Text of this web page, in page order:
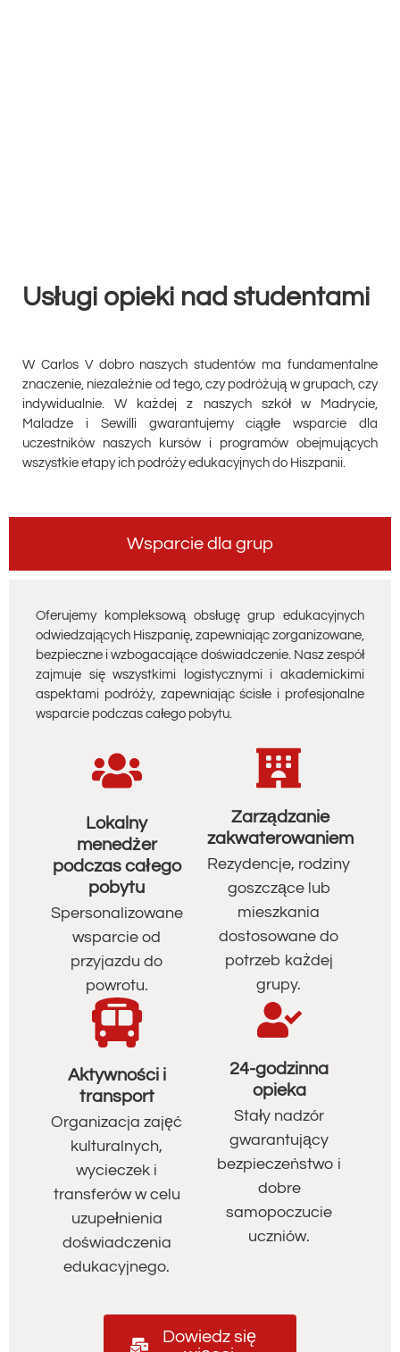
Usługi opieki nad studentami
W Carlos V dobro naszych studentów ma fundamentalne
znaczenie, niezależnie od tego, czy podróżują w grupach, czy
indywidualnie. W każdej z naszych szkół w Madrycie,
Maladze i Sewilli gwarantujemy ciągłe wsparcie dla
uczestników naszych kursów i programów obejmujących
wszystkie etapy ich podróży edukacyjnych do Hiszpanii.
Wsparcie dla grup
Oferujemy kompleksową obsługę grup edukacyjnych
odwiedzających Hiszpanię, zapewniając zorganizowane,
bezpieczne i wzbogacające doświadczenie. Nasz zespół
zajmuje się wszystkimi logistycznymi i akademickimi
aspektami podróży, zapewniając ścisłe i profesjonalne
wsparcie podczas całego pobytu.
Lokalny
menedżer
podczas całego
pobytu
Spersonalizowane
wsparcie od
przyjazdu do
powrotu.
Zarządzanie
zakwaterowaniem
Rezydencje, rodziny
goszczące lub
mieszkania
dostosowane do
potrzeb każdej
grupy.
Aktywności i
transport
Organizacja zajęć
kulturalnych,
wycieczek i
transferów w celu
uzupełnienia
doświadczenia
edukacyjnego.
24-godzinna
opieka
Stały nadzór
gwarantujący
bezpieczeństwo i
dobre
samopoczucie
uczniów.
Dowiedz się